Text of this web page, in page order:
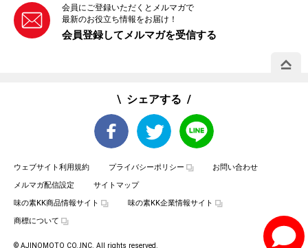
会員にご登録いただくとメルマガで
最新のお役立ち情報をお届け！
会員登録してメルマガを受信する
シェアする
ウェブサイト利用規約 プライバシーポリシー
お問い合わせ
メルマガ配信設定
サイトマップ
味の素KK商品情報サイト
味の素KK企業情報サイト
商標について
© AJINOMOTO CO.,INC. All rights reserved.